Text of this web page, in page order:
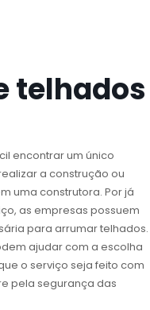
telhados
encontrar um único
a construção ou
uma construtora. Por já
as empresas possuem
para arrumar telhados.
ajudar com a escolha
o serviço seja feito com
pela segurança das